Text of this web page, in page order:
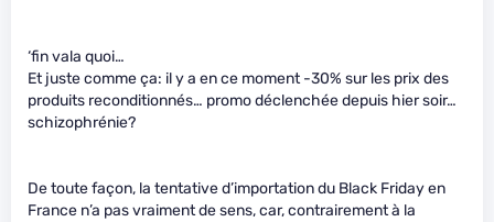
‘fin vala quoi…
Et juste comme ça: il y a en ce moment -30% sur les prix des
produits reconditionnés… promo déclenchée depuis hier soir…
schizophrénie?
De toute façon, la tentative d’importation du Black Friday en
France n’a pas vraiment de sens, car, contrairement à la